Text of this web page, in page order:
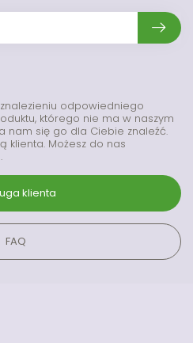
odpowiedniego
którego nie ma w naszym
nam się go dla Ciebie znaleźć.
klienta. Możesz do nas
klienta
FAQ